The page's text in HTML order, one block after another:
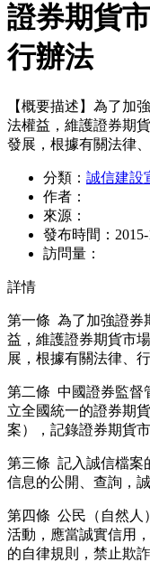
證券期貨
行辦法
【概要描述】 為了加
法權益，維護證券期
發展，根據有關法律
分類： 誠信建設
作者：
來源：
發布時間：
訪問量：
詳情
第一條 為了加強證券
益，維護證券期貨市
展，根據有關法律、
第二條 中國證券監督
立全國統一的證券期
案），記錄證券期貨
第三條 記入誠信檔案
信息的公開、查詢，
第四條 公民（自然人
活動，應當誠實信用
的自律規則，禁止欺